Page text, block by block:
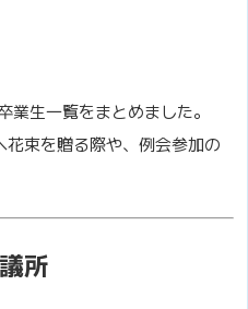
生一覧をまとめました。
束を贈る際や、例会参加の
所